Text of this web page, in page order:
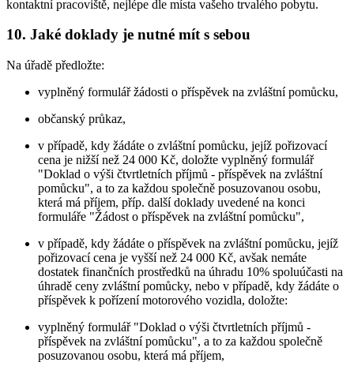
kontaktní pracoviště, nejlépe dle místa vašeho trvalého pobytu.
10. Jaké doklady je nutné mít s sebou
Na úřadě předložte:
vyplněný formulář žádosti o příspěvek na zvláštní pomůcku,
občanský průkaz,
v případě, kdy žádáte o zvláštní pomůcku, jejíž pořizovací
cena je nižší než 24 000 Kč, doložte vyplněný formulář
"Doklad o výši čtvrtletních příjmů - příspěvek na zvláštní
pomůcku", a to za každou společně posuzovanou osobu,
která má příjem, příp. další doklady uvedené na konci
formuláře "Žádost o příspěvek na zvláštní pomůcku",
v případě, kdy žádáte o příspěvek na zvláštní pomůcku, jejíž
pořizovací cena je vyšší než 24 000 Kč, avšak nemáte
dostatek finančních prostředků na úhradu 10% spoluúčasti na
úhradě ceny zvláštní pomůcky, nebo v případě, kdy žádáte o
příspěvek k pořízení motorového vozidla, doložte:
vyplněný formulář "Doklad o výši čtvrtletních příjmů -
příspěvek na zvláštní pomůcku", a to za každou společně
posuzovanou osobu, která má příjem,